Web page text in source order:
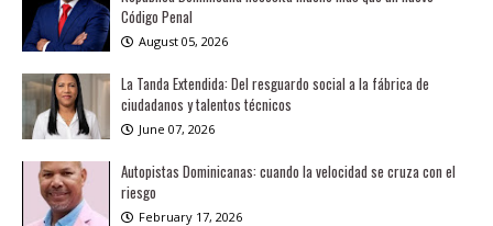
Código Penal
August 05, 2026
La Tanda Extendida: Del resguardo social a la fábrica de
ciudadanos y talentos técnicos
June 07, 2026
Autopistas Dominicanas: cuando la velocidad se cruza con el
riesgo
February 17, 2026